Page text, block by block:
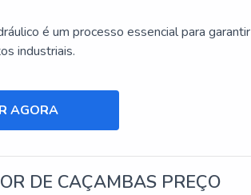
é um processo essencial para garantir
industriais.
AGORA
DE CAÇAMBAS PREÇO